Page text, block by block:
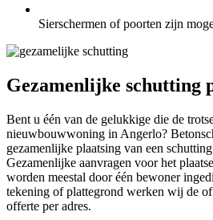
Sierschermen of poorten zijn
Gezamenlijke schutting
Bent u één van de gelukkige die de
nieuwbouwwoning in Angerlo?
gezamenlijke plaatsing van een
Gezamenlijke aanvragen voor het
worden meestal door één bewoner
tekening of plattegrond werken wij de
offerte per adres.